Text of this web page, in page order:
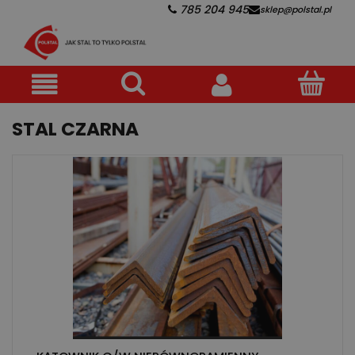
785 204 945 sklep@polstal.pl
STAL CZARNA